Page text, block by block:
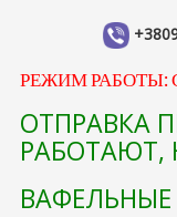
РЕЖИМ РАБОТЫ:
ОТПРАВКА
РАБОТАЮТ,
ВАФЕЛЬНЫЕ